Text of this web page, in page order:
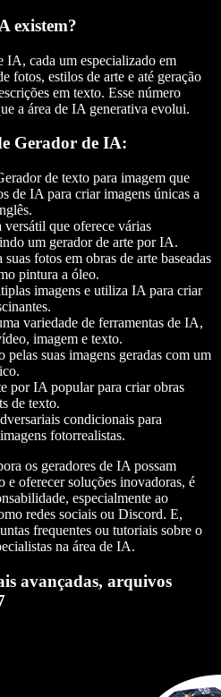
existem?
IA, cada um especializado em
fotos, estilos de arte e até geração
em texto. Esse número
a área de IA generativa evolui.
Gerador de IA:
de texto para imagem que
de IA para criar imagens únicas a
versátil que oferece várias
um gerador de arte por IA.
fotos em obras de arte baseadas
pintura a óleo.
imagens e utiliza IA para criar
variedade de ferramentas de IA,
imagem e texto.
pelas suas imagens geradas com um
por IA popular para criar obras
de texto.
condicionais para
fotorrealistas.
os geradores de IA possam
oferecer soluções inovadoras, é
especialmente ao
redes sociais ou Discord. E,
frequentes ou tutoriais sobre o
na área de IA.
avançadas, arquivos